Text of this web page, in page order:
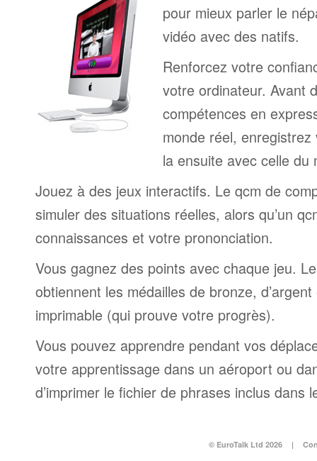
pour mieux parler le
vidéo avec des natifs.
Renforcez votre
votre ordinateur. Avant
compétences en
monde réel,
la ensuite avec celle du
Jouez à des jeux interactifs. Le qcm de
simuler des situations réelles, alors qu’un
connaissances et votre prononciation.
Vous gagnez des points avec chaque jeu.
obtiennent les médailles de bronze, d’argent
imprimable (qui prouve votre progrès).
Vous pouvez apprendre pendant vos
votre apprentissage dans un aéroport ou
d’imprimer le fichier de phrases inclus dans
© EuroTalk Ltd 2026 |